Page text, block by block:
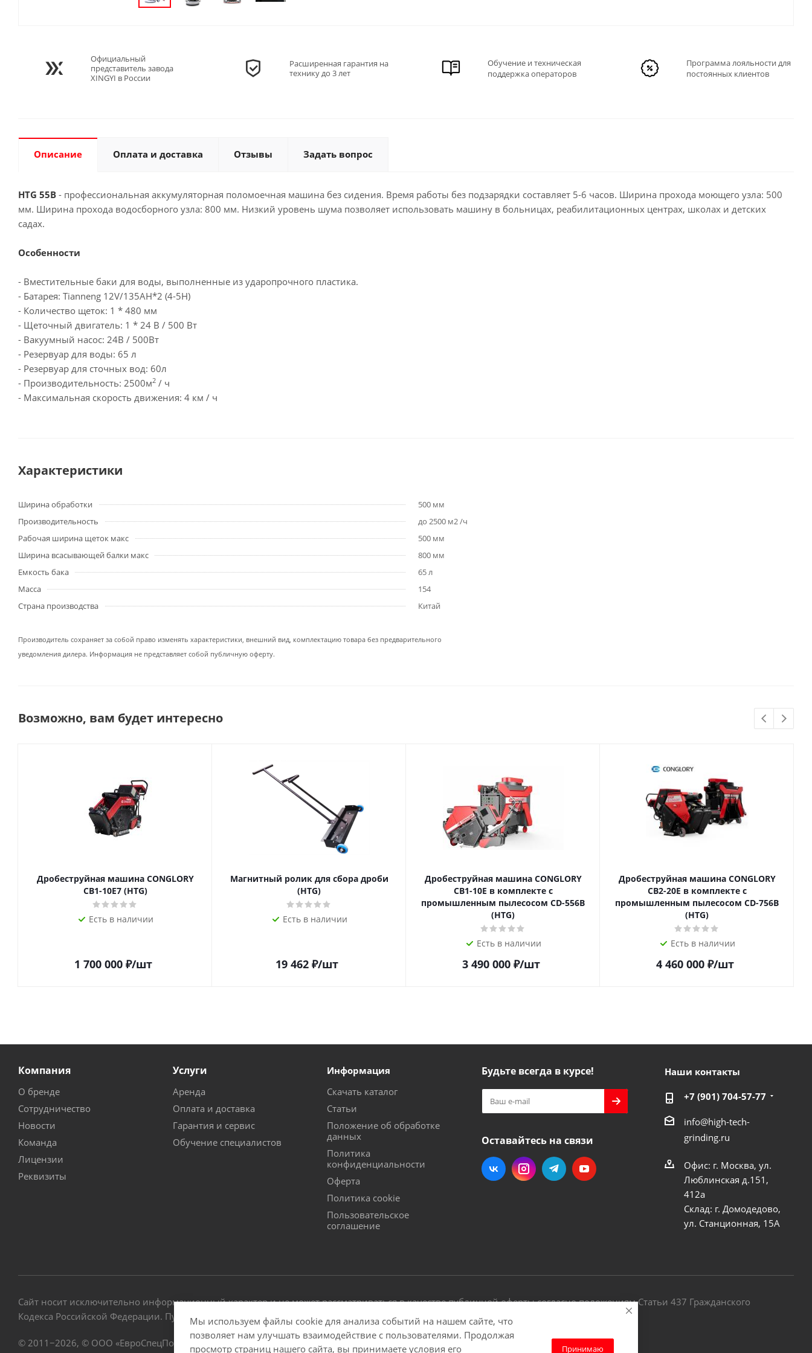
Официальный
представитель завода
XINGYI в России
Расширенная гарантия на
технику до 3 лет
Обучение и техническая
поддержка операторов
Программа лояльности для
постоянных клиентов
Описание Оплата и доставка Отзывы Задать вопрос
HTG 55B - профессиональная аккумуляторная поломоечная машина без сидения. Время работы без подзарядки составляет 5-6 часов. Ширина прохода моющего узла: 500
мм. Ширина прохода водосборного узла: 800 мм. Низкий уровень шума позволяет использовать машину в больницах, реабилитационных центрах, школах и детских
садах.
Особенности
- Вместительные баки для воды, выполненные из ударопрочного пластика.
- Батарея: Tianneng 12V/135AH*2 (4-5H)
- Количество щеток: 1 * 480 мм
- Щеточный двигатель: 1 * 24 В / 500 Вт
- Вакуумный насос: 24В / 500Вт
- Резервуар для воды: 65 л
- Резервуар для сточных вод: 60л
- Производительность: 2500м2 / ч
- Максимальная скорость движения: 4 км / ч
Характеристики
Ширина обработки
500 мм
Производительность
до 2500 м2 /ч
Рабочая ширина щеток макс
500 мм
Ширина всасывающей балки макс
800 мм
Емкость бака
65 л
Масса
154
Страна производства
Китай
Производитель сохраняет за собой право изменять характеристики, внешний вид, комплектацию товара без предварительного
уведомления дилера. Информация не представляет собой публичную оферту.
Возможно, вам будет интересно
Дробеструйная машина CONGLORY
СВ1-10Е7 (HTG)
Есть в наличии
1 700 000₽/шт
Магнитный ролик для сбора дроби
(HTG)
Есть в наличии
19 462 ₽/шт
Дробеструйная машина CONGLORY
СВ1-10Е в комплекте с
промышленным пылесосом CD-556B
(HTG)
Есть в наличии
3 490 000₽/шт
Дробеструйная машина CONGLORY
СВ2-20Е в комплекте с
промышленным пылесосом CD-756B
(HTG)
Есть в наличии
4 460 000₽/шт
Компания
О бренде
Сотрудничество
Новости
Команда
Лицензии
Реквизиты
Услуги
Аренда
Оплата и доставка
Гарантия и сервис
Обучение специалистов
Информация
Скачать каталог
Статьи
Положение об обработке
данных
Политика
конфиденциальности
Оферта
Политика cookie
Пользовательское
соглашение
Будьте всегда в курсе!
Оставайтесь на связи
Наши контакты
+7 (901) 704-57-77
info@high-tech-
grinding.ru
Офис: г. Москва, ул.
Люблинская д.151,
412a
Склад: г. Домодедово,
ул. Станционная, 15А
Сайт носит исключительно информационный характер и не может рассматриваться в качестве публичной оферты согласно положениям Статьи 437 Гражданского
Кодекса Российской Федерации. Публикация информации с сайта без соглашения с администрацией запрещена.
© 2011−2026, © ООО «ЕвроСпецПол». Все права защищены.
Мы используем файлы cookie для анализа событий на нашем сайте, что
позволяет нам улучшать взаимодействие с пользователями. Продолжая
просмотр страниц нашего сайта, вы принимаете условия его
Принимаю